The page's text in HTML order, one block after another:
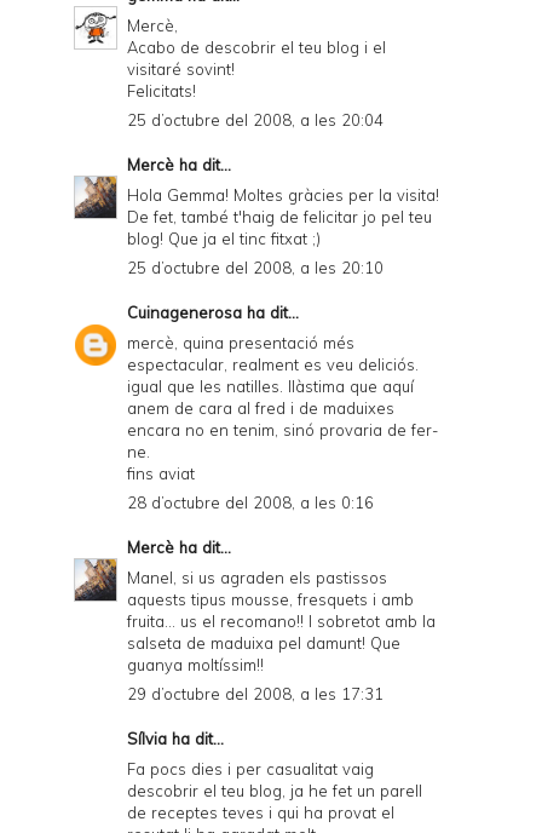
Mercè,
Acabo de descobrir el teu blog i el
visitaré sovint!
Felicitats!
25 d’octubre del 2008, a les 20:04
Mercè ha dit...
Hola Gemma! Moltes gràcies per la visita!
De fet, també t'haig de felicitar jo pel teu
blog! Que ja el tinc fitxat ;)
25 d’octubre del 2008, a les 20:10
Cuinagenerosa ha dit...
mercè, quina presentació més
espectacular, realment es veu deliciós.
igual que les natilles. llàstima que aquí
anem de cara al fred i de maduixes
encara no en tenim, sinó provaria de fer-
ne.
fins aviat
28 d’octubre del 2008, a les 0:16
Mercè ha dit...
Manel, si us agraden els pastissos
aquests tipus mousse, fresquets i amb
fruita... us el recomano!! I sobretot amb la
salseta de maduixa pel damunt! Que
guanya moltíssim!!
29 d’octubre del 2008, a les 17:31
Sílvia ha dit...
Fa pocs dies i per casualitat vaig
descobrir el teu blog, ja he fet un parell
de receptes teves i qui ha provat el